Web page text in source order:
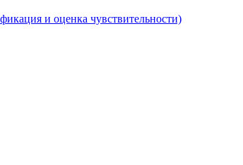
и оценка чувствительности)